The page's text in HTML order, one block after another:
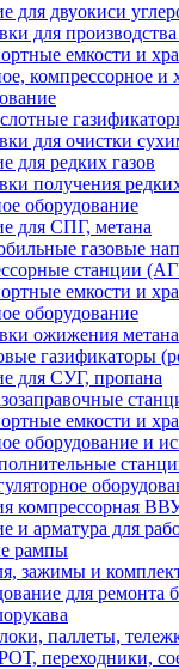
для двуокиси
для
емкости и
компрессорное и
для очистки
для редких газов
получения
оборудование
для СПГ, метана
газовые
станции
емкости и
оборудование
ожижения метана
газификаторы
для СУГ, пропана
емкости и
оборудование и
компрессорная
и арматура для
рампы
зажимы и
для ремонта
паллеты,
переходники,